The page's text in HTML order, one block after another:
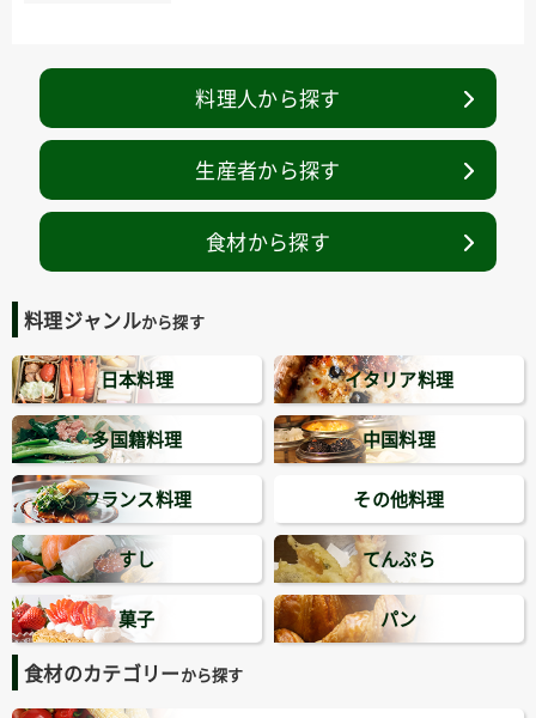
料理人から探す
生産者から探す
食材から探す
料理ジャンルから探す
日本料理 イタリア料理
多国籍料理 中国料理
フランス料理 その他料理
すし てんぷら
菓子 パン
食材のカテゴリーから探す